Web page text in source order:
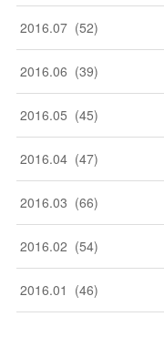
2016.07 (52)
2016.06 (39)
2016.05 (45)
2016.04 (47)
2016.03 (66)
2016.02 (54)
2016.01 (46)